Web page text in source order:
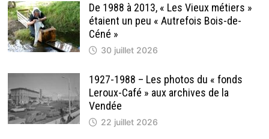
De 1988 à 2013, « Les Vieux métiers »
étaient un peu « Autrefois Bois-de-
Céné »
30 juillet 2026
1927-1988 – Les photos du « fonds
Leroux-Café » aux archives de la
Vendée
22 juillet 2026